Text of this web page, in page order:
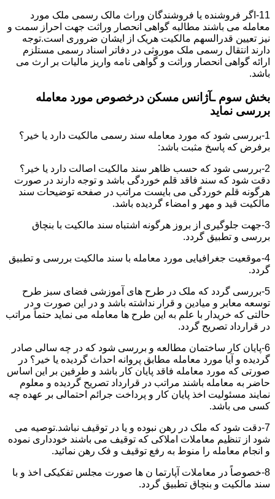
11-اگر فروشنده یا فروشندگان وراث مالک رسمی ملک مورد
معامله می باشند مطالبه گواهی انحصار وراثت جهت احراز سمت و
نیز تعیین قدرالسهم مالکیت هریک از ایشان ضروری است.توجه
دارند انتقال رسمی ملک موروثی در دفاتر اسناد رسمی مستلزم
ارائه گواهی انحصار وراثت و گواهی نامه واریز مالیات بر ارث می
باشد.
بخش سوم ـآژانس مسکن درخصوص مورد معامله
بررسی نماید
1-بررسی شود که مورد معامله سند رسمی مالکیت دارد یا خیر؟
برفرض که پاسخ مثبت باشد:
2-بررسی شود که حسب ظاهر سند مالکیت اصالت دارد یا خیر؟
دقت شود که سند فاقد قلم خوردگی باشد و توجه دارند در صورت
هرگونه قلم خوردگی می بایست مراتب در صفحه توضیحات سند
مالکیت قید و مهر و امضاء گردیده باشد.
3-جهت جلوگیری از بروز هرگونه اشتباه سند مالکیت با بنچاق
بررسی و تطبیق گردد.
4-موقعیت جغرافیایی مورد معامله با سند مالکیت بررسی و تطبیق
گردد.
5-بررسی گردد که ملک در طرح های آموزشی فضای سبز طرح
توسعه معابر و میادین و قرار نداشته باشد و در این صورت و در
حالتی که خریدار با علم به این طرح ها معامله می نماید حتماً مراتب
در قرارداد تصریح گردد.
6-پایان کار ساختمان مطالعه و بررسی شود که در چه سالی صادر
گردیده و آیا مورد معامله مطابق پروانه احداث گردیده یا خیر؟ در
صورتی که مورد معامله فاقد پایان کار باشد و طرفین بر این اساس
حاضر به معامله باشند مراتب در قرارداد تصریح گردیده و معلوم
نمایند مسئولیت اخذ پایان کار و پرداخت جرائم احتمالی بر عهده چه
کسی می باشد.
7-دقت شود که ملک در رهن نبوده و یا در توقیف نباشد.توصیه می
شود از تنظیم معاملات املاکی که توقیف می باشند خودداری نموده
و انجام معامله را منوط به رفع توقیف و فک رهن نمائید.
8-خصوصاً در معاملات آپارتما ن ها صورت مجلس تفکیکی اخذ و با
سند مالکیت و بنچاق تطبیق گردد.